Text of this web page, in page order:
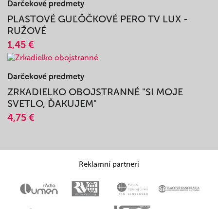
PEXESO - STOVEČKOVO
11,54 €
Darčekové predmety
PLASTOVÉ GUĽÔČKOVÉ PERO TV LUX -
RUŽOVÉ
1,45 €
Darčekové predmety
SVETLO, ĎAKUJEM"